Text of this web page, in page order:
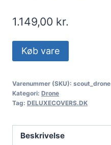
1.149,00 kr.
Køb vare
Varenummer (SKU): scout_drone
Kategori: Drone
Tag: DELUXECOVERS.DK
Beskrivelse